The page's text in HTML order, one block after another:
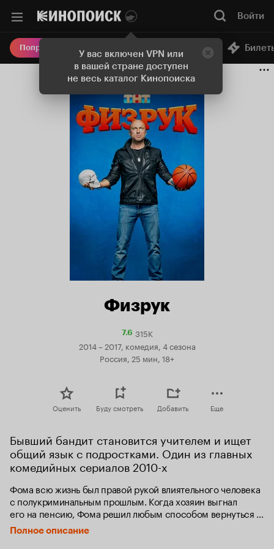
У вас включен VPN или
в вашей стране доступен
не весь каталог Кинопоиска
Войти
Попробовать Плюс Онлайн-кинотеатр
Физрук
7.6Рейтинг
Кинопоиска
315K
2014 – 2017, комедия, 4 сезона
Россия, 25 мин, 18+
Оценить Буду смотреть Добавить Еще
Бывший бандит становится учителем и ищет
общий язык с подростками. Один из главных
комедийных сериалов 2010-х
Фома всю жизнь был правой рукой влиятельного человека
с полукриминальным прошлым. Когда хозяин выгнал
его на пенсию, Фома решил любым способом вернуться
обратно. Сначала казалось, что все будет просто:
подобраться к ребенку бывшего босса, прогнуться,
Полное описание